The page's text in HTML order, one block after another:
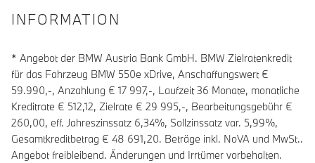
INFORMATION
* Angebot der BMW Austria Bank GmbH. BMW Zielratenkredit
für das Fahrzeug BMW 550e xDrive, Anschaffungswert €
59.990,-, Anzahlung € 17 997,-, Laufzeit36 Monate, monatliche
Kreditrate € 512,12, Zielrate € 29 995,-, Bearbeitungsgebühr €
260,00, eff. Jahreszinssatz 6,34%, Sollzinssatz var. 5,99%,
Gesamtkreditbetrag € 48 691,20. Beträge inkl. NoVA und MwSt..
Angebot freibleibend. Änderungen und Irrtümer vorbehalten.